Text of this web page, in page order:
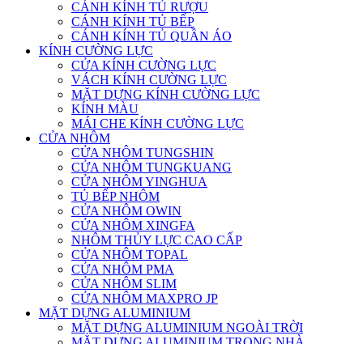
CÁNH KÍNH TỦ RƯỢU
CÁNH KÍNH TỦ BẾP
CÁNH KÍNH TỦ QUẦN ÁO
KÍNH CƯỜNG LỰC
CỬA KÍNH CƯỜNG LỰC
VÁCH KÍNH CƯỜNG LỰC
MẶT DỰNG KÍNH CƯỜNG LỰC
KÍNH MÀU
MÁI CHE KÍNH CƯỜNG LỰC
CỬA NHÔM
CỬA NHÔM TUNGSHIN
CỬA NHÔM TUNGKUANG
CỬA NHÔM YINGHUA
TỦ BẾP NHÔM
CỬA NHÔM OWIN
CỬA NHÔM XINGFA
NHÔM THỦY LỰC CAO CẤP
CỬA NHÔM TOPAL
CỬA NHÔM PMA
CỬA NHÔM SLIM
CỬA NHÔM MAXPRO JP
MẶT DỰNG ALUMINIUM
MẶT DỰNG ALUMINIUM NGOÀI TRỜI